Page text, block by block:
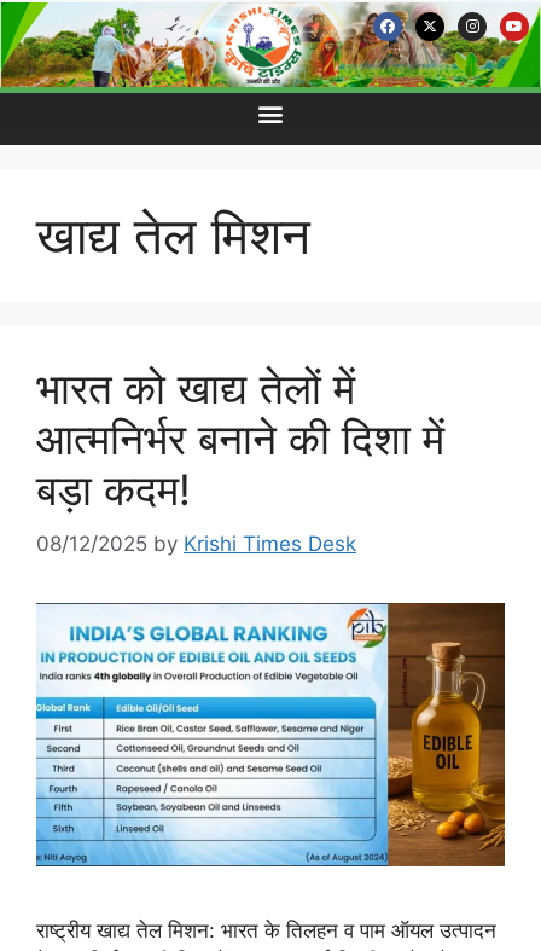
खाद्य तेल मिशन
भारत को खाद्य तेलों में
आत्मनिर्भर बनाने की दिशा में
बड़ा कदम!
08/12/2025 by Krishi Times Desk
राष्ट्रीय खाद्य तेल मिशन: भारत के तिलहन व पाम ऑयल उत्पादन